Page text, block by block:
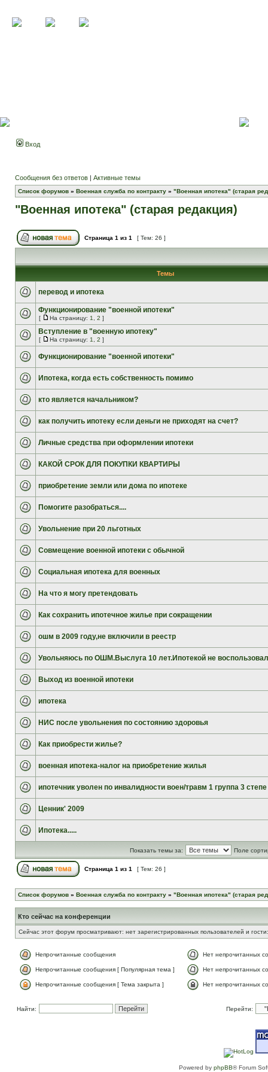
Вход
Сообщения без ответов | Активные темы
Список форумов » Военная служба по контракту » "Военная ипотека" (старая
"Военная ипотека" (старая редакция)
Страница 1 из 1 [ Тем: 26 ]
Темы
перевод и ипотека
Функционирование "военной ипотеки"
[ На страницу: 1 2 ]
Вступление в "военную ипотеку"
[ На страницу: 1 2 ]
Функционирование "военной ипотеки"
Ипотека, когда есть собственность помимо
кто является начальником?
как получить ипотеку если деньги не приходят на счет?
Личные средства при оформлении ипотеки
КАКОЙ СРОК ДЛЯ ПОКУПКИ КВАРТИРЫ
приобретение земли или дома по ипотеке
Помогите разобраться....
Увольнение при 20 льготных
Совмещение военной ипотеки с обычной
Социальная ипотека для военных
На что я могу претендовать
Как сохранить ипотечное жилье при сокращении
ошм в 2009 году,не включили в реестр
Увольняюсь по ОШМ.Выслуга 10 лет.Ипотекой не
Выход из военной ипотеки
ипотека
НИС после увольнения по состоянию здоровья
Как приобрести жилье?
военная ипотека-налог на приобретение жилья
ипотечник уволен по инвалидности воен/травм 1 группа 3 степе
Ценник' 2009
Ипотека.....
Показать темы за: Поле
Страница 1 из 1 [ Тем: 26 ]
Список форумов » Военная служба по контракту » "Военная ипотека" (старая
Кто сейчас на конференции
Сейчас этот форум просматривают: нет зарегистрированных пользователей и
Непрочитанные сообщения Нет непрочитанных
Непрочитанные сообщения [ Популярная тема ] Нет непрочитанных
Непрочитанные сообщения [ Тема закрыта ] Нет непрочитанных
Найти: Перейти:
Powered by phpBB® Forum